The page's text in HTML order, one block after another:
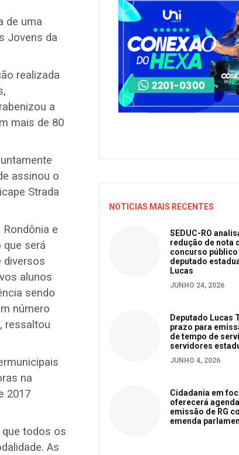
de uma
Jovens da
realizada
a
mais de 80
assinou o
Strada
e
que será
diversos
alunos
sendo
número
ressaltou
na
2017
que todos os
As
NOTICIAS MAIS RECENTES
SEDUC-RO
redução de nota
concurso
deputado
Lucas
JUNHO 24, 2026
Deputado Lucas
prazo para
de tempo de
servidores
JUNHO 4, 2026
Cidadania em
oferecerá
emissão de RG
emenda